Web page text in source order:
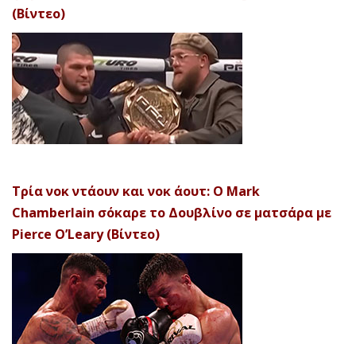
(Βίντεο)
Τρία νοκ ντάουν και νοκ άουτ: Ο Mark
Chamberlain σόκαρε το Δουβλίνο σε ματσάρα με
Pierce O’Leary (Βίντεο)